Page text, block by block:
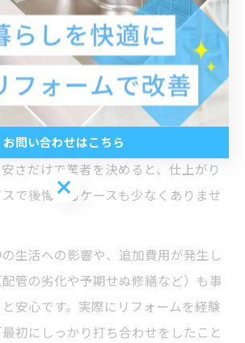
や故障リスクがあるのかを明確にしま
、必要なリフォーム範囲や優先順位を
阜県岐阜市で実績のある信頼できる施
大切です。見積もり内容の内訳や工
容をしっかり確認し、納得できるまで
さだけで業者を決めると、仕上がり
で後悔するケースも少なくありませ
生活への影響や、追加費用が発生し
管の劣化や予期せぬ修繕など）も事
安心です。実際にリフォームを経験
初にしっかり打ち合わせをしたこと
お問い合わせはこちら
お問い合わせはこちら